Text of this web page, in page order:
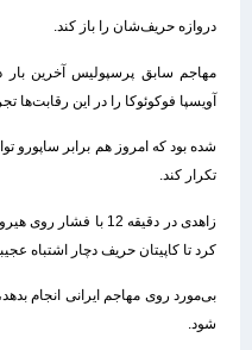
دروازه حریف‌شان را باز کند.
مهاجم سابق پرسپولیس آخرین بار
آویسپا فوکوئوکا را در این رقابت‌ها
شده بود که امروز هم برابر ساپورو
تکرار کند.
زاهدی در دقیقه 12 با
کرد تا کاپیتان حریف دچار اشتباه
بی‌مورد روی مهاجم ایرانی انجام
شود.